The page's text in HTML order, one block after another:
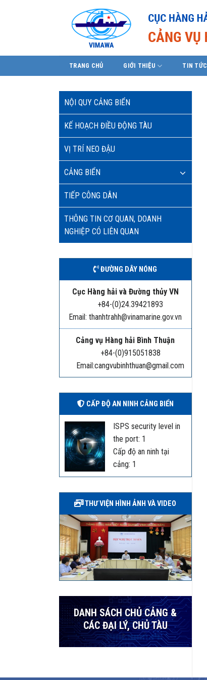
TRANG CHỦ GIỚI THIỆU TIN TỨC
NỘI QUY CẢNG BIỂN
KẾ HOẠCH ĐIỀU ĐỘNG TÀU
VỊ TRÍ NEO ĐẬU
CẢNG BIỂN
TIẾP CÔNG DÂN
THÔNG TIN CƠ QUAN, DOANH
NGHIỆP CÓ LIÊN QUAN
ĐƯỜNG DÂY NÓNG
Cục Hàng hải và Đường thủy VN
+84-(0)24.39421893
Email: thanhtrahh@vinamarine.gov.vn
Cảng vụ Hàng hải Bình Thuận
+84-(0)915051838
Email:cangvubinhthuan@gmail.com
CẤP ĐỘ AN NINH CẢNG BIỂN
ISPS security level in
the port: 1
Cấp độ an ninh tại
cảng: 1
THƯ VIỆN HÌNH ẢNH VÀ VIDEO
DANH SÁCH CHỦ CẢNG &
CÁC ĐẠI LÝ, CHỦ TÀU